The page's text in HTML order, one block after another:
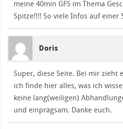
meine 40min GFS im Thema
Spitze!!!! So viele Infos auf einer
Doris
Super, diese Seite. Bei mir zieht
ich finde hier alles, was ich
keine lang(weiligen)
und einprägsam. Danke euch.